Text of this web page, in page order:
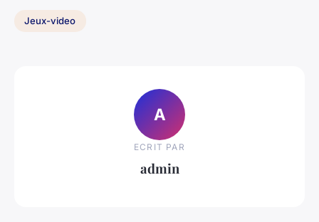
Jeux-video
A
ECRIT PAR
admin